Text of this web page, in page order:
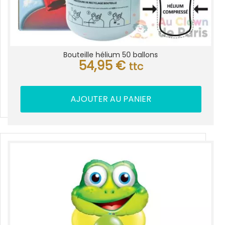
Bouteille hélium 50 ballons
54,95 € ttc
AJOUTER AU PANIER